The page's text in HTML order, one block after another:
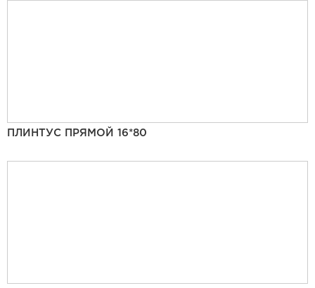
ПЛИНТУС ПРЯМОЙ 16*80